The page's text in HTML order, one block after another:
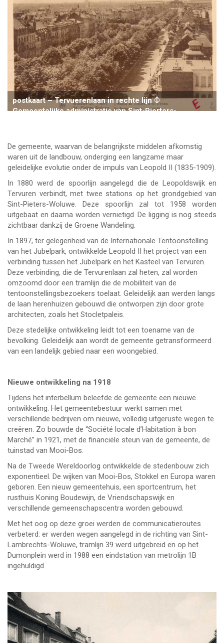
postkaart – Tervuerenlaan in rechte lijn ©
Gemeentelijke administratie van Sint-Pierters-
De gemeente, waarvan de belangrijkste middelen afkomstig
waren uit de landbouw, onderging een langzame maar
geleidelijke evolutie onder de impuls van Leopold II (1835-1909).
In 1880 werd de spoorlijn aangelegd die de Leopoldswijk en
Tervuren verbindt, met twee stations op het grondgebied van
Sint-Pieters-Woluwe. Deze spoorlijn zal tot 1958 worden
uitgebaat en daarna worden vernietigd. De ligging is nog steeds
zichtbaar dankzij de Groene Wandeling.
In 1897, ter gelegenheid van de Internationale Tentoonstelling
van het Jubelpark, ontwikkelde Leopold II het project van een
verbinding tussen het Jubelpark en het Kasteel van Tervuren.
Deze verbinding, die de Tervurenlaan zal heten, zal worden
omzoomd door een tramlijn die de mobiliteit van de
tentoonstellingsbezoekers toelaat. Geleidelijk aan werden langs
de laan herenhuizen gebouwd die ontworpen zijn door grote
architecten, zoals het Stocletpaleis.
Deze stedelijke ontwikkeling leidt tot een toename van de
bevolking. Geleidelijk aan wordt de gemeente getransformeerd
van een landelijk gebied naar een woongebied.
Nieuwe ontwikkeling na 1918
Tijdens het interbellum beleefde de gemeente een nieuwe
ontwikkeling. Het gemeentebestuur werkt samen met
verschillende bedrijven om nieuwe, volledig uitgeruste wegen te
creëren. Zo bouwde de “Société locale d’Habitation à bon
Marché” in 1921, met de financiële steun van de gemeente, de
tuinstad van Mooi-Bos.
Na de Tweede Wereldoorlog ontwikkelde de stedenbouw zich
exponentieel. De wijken van Mooi-Bos, Stokkel en Europa waren
geboren. Een nieuw gemeentehuis, een sportcentrum, het
rusthuis Koning Boudewijn, de Vriendschapswijk en
verschillende gemeenschapscentra worden gebouwd.
Met het oog op deze groei werden de communicatieroutes
verbeterd: er werden wegen aangelegd in de richting van Sint-
Lambrechts-Woluwe, tramlijn 39 werd uitgebreid en op het
Dumonplein werd in 1988 een eindstation van metrolijn 1B
ingehuldigd.